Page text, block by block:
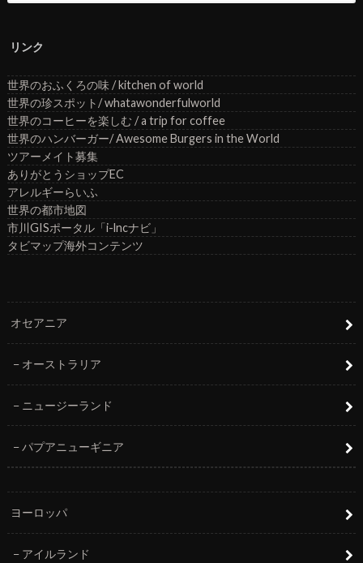
リンク
世界のおふくろの味 / kitchen of world
世界の珍スポット/ whatawonderfulworld
世界のコーヒーを楽しむ / a trip for coffee
世界のハンバーガー/ Awesome Burgers in the World
ツアーメイト募集
ありがとうショップEC
アレルギーらいふ
世界の都市地図
市川GISポータル「i-lncナビ」
タビマップ海外コンテンツ
オセアニア
オーストラリア
ニュージーランド
パプアニューギニア
ヨーロッパ
アイルランド